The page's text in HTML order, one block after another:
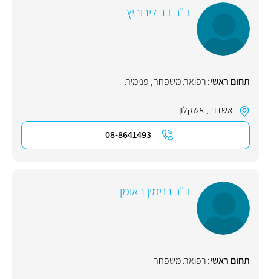
ד"ר דב ליבוביץ
תחום ראשי:רפואת משפחה, פנימית
אשדוד, אשקלון
08-8641493
ד"ר בנימין באומן
תחום ראשי:רפואת משפחה